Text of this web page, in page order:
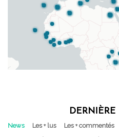
DERNIÈRE
News Les + lus Les + commentés